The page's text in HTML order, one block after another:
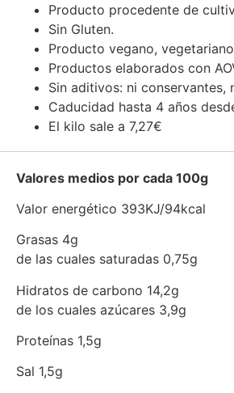
Producto procedente de
Sin Gluten.
Producto vegano,
Productos elaborados con
Sin aditivos: ni conservantes,
Caducidad hasta 4 años
El kilo sale a 7,27€
Valores medios por cada 100g
Valor energético 393KJ/94kcal
Grasas 4g
de las cuales saturadas 0,75g
Hidratos de carbono 14,2g
de los cuales azúcares 3,9g
Proteínas 1,5g
Sal 1,5g